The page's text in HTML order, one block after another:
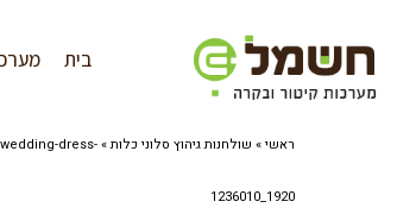
בית
ראשי» שולחנות גיהוץ סלוני כלות»
wedding-dress-
1236010_1920